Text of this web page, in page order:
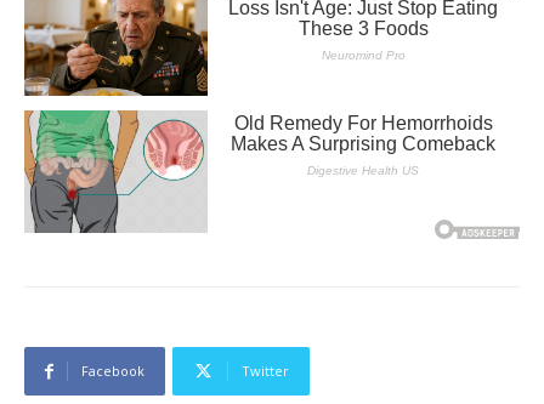
Facebook Twitter